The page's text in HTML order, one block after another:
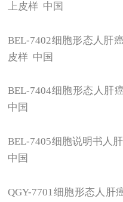
上皮样 中国
BEL-7402细胞形态人肝
皮样 中国
BEL-7404细胞形态人
中国
BEL-7405细胞说明书人
中国
QGY-7701 细胞形态人